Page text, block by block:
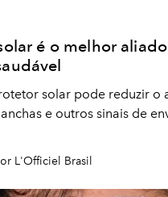
é o melhor
solar pode reduzir o
e outros sinais de
L'Officiel Brasil